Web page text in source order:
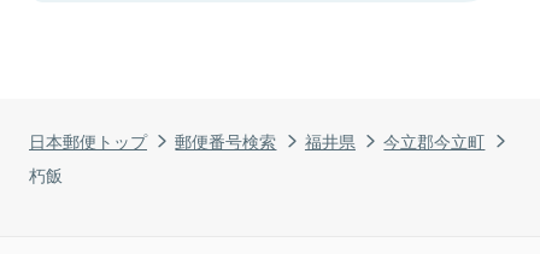
日本郵便トップ 郵便番号検索 福井県
今立郡今立町
朽飯